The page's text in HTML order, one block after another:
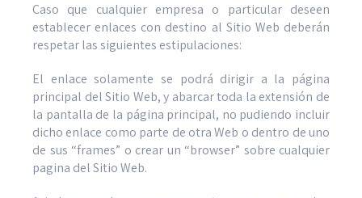
Caso que cualquier empresa o particular deseen
establecer enlaces con destino al Sitio Web deberán
respetar las siguientes estipulaciones:
El enlace solamente se podrá dirigir a la página
principal del Sitio Web, y abarcar toda la extensión de
la pantalla de la página principal, no pudiendo incluir
dicho enlace como parte de otra Web o dentro de uno
de sus “frames” o crear un “browser” sobre cualquier
pagina del Sitio Web.